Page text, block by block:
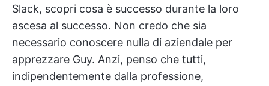
Slack, scopri cosa è successo durante la loro
ascesa al successo. Non credo che sia
necessario conoscere nulla di aziendale per
apprezzare Guy. Anzi, penso che tutti,
indipendentemente dalla professione,